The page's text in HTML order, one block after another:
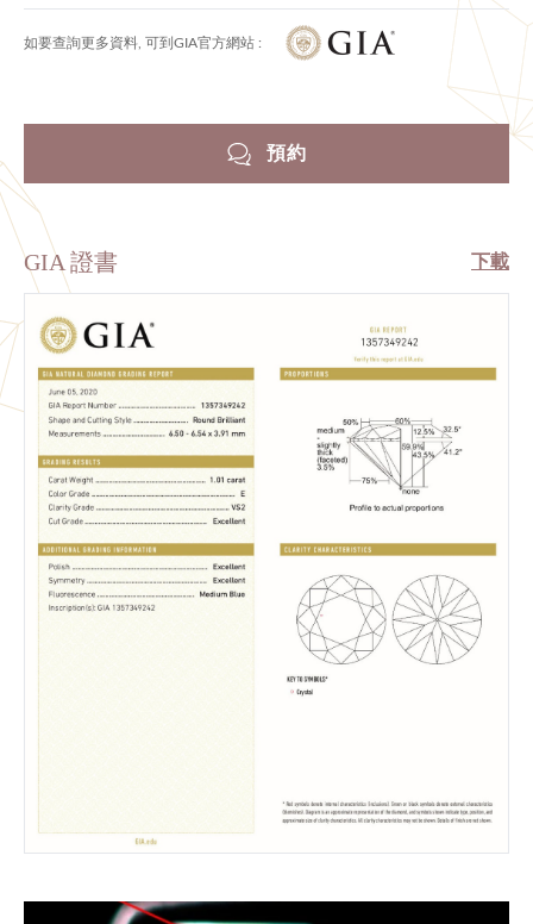
如要查詢更多資料, 可到GIA官方網站 :
預約
GIA 證書 下載